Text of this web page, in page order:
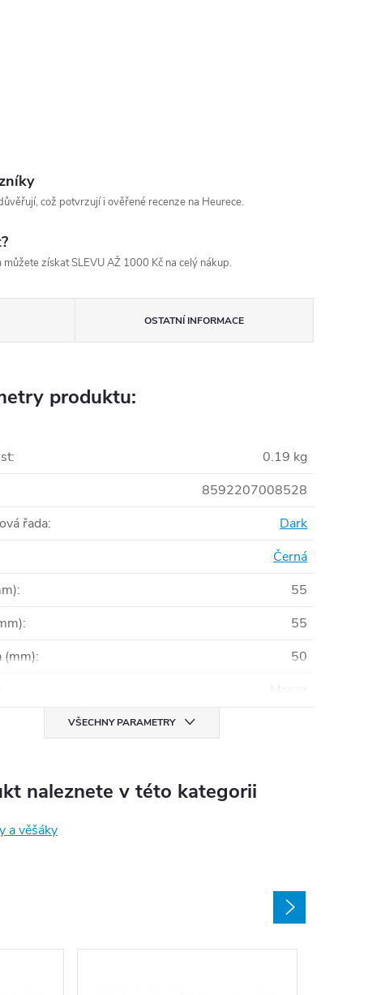
což potvrzují i ověřené recenze na Heurece.
získat SLEVU AŽ 1000 Kč na celý nákup.
OSTATNÍ INFORMACE
produktu:
:
0.19 kg
8592207008528
řada:
Dark
Černá
:
55
:
55
(mm):
50
VŠECHNY PARAMETRY
naleznete v této kategorii
a věšáky